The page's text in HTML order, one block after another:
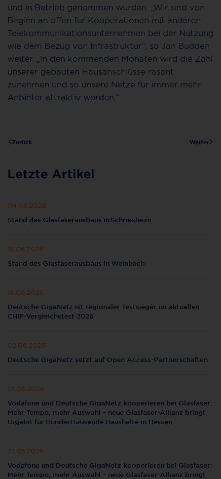
und in Betrieb genommen wurden. „Wir sind von
Beginn an offen für Kooperationen mit anderen
Telekommunikationsunternehmen bei der Nutzung
wie dem Bezug von Infrastruktur“, so Jan Budden
weiter. „In den kommenden Monaten wird die Zahl
unserer gebauten Hausanschlüsse rasant
zunehmen und so unsere Netze für immer mehr
Anbieter attraktiv werden.“
Zurück Weiter
Letzte Artikel
04.08.2026
Stand des Glasfaserausbaus in Schriesheim
18.06.2026
Stand des Glasfaserausbaus in Weinbach
18.06.2026
Deutsche GigaNetz ist regionaler Testsieger im aktuellen
CHIP-Vergleichstest 2026
02.06.2026
Deutsche GigaNetz setzt auf Open Access-Partnerschaften
01.06.2026
Vodafone und Deutsche GigaNetz kooperieren bei Glasfaser:
Mehr Tempo, mehr Auswahl – neue Glasfaser-Allianz bringt
Gigabit für Hunderttausende Haushalte in Hessen
27.05.2026
Vodafone und Deutsche GigaNetz kooperieren bei Glasfaser:
Mehr Tempo, mehr Auswahl – neue Glasfaser-Allianz bringt